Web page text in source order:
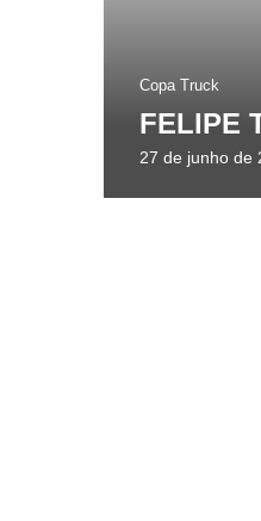
Copa Truck
FELIPE
27 de junho de